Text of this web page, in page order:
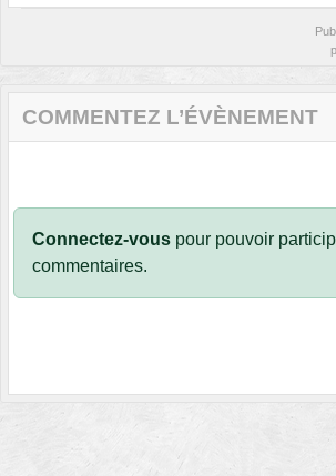
COMMENTEZ L’ÉVÈNEMENT
Connectez-vous pour pouvoir
commentaires.